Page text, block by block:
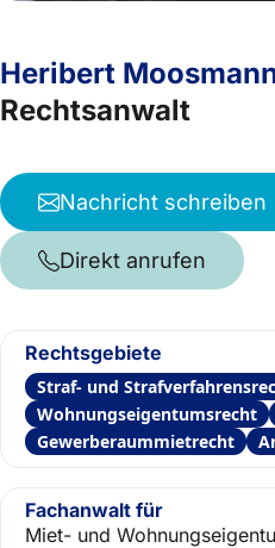
Heribert
Rechtsanwalt
Nachricht schreiben
Direkt anrufen
Rechtsgebiete
Straf- und
Wohnungseigentumsrecht
Gewerberaummietrecht
Fachanwalt für
Miet- und